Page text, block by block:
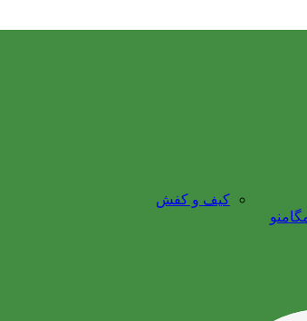
کیف و کفش